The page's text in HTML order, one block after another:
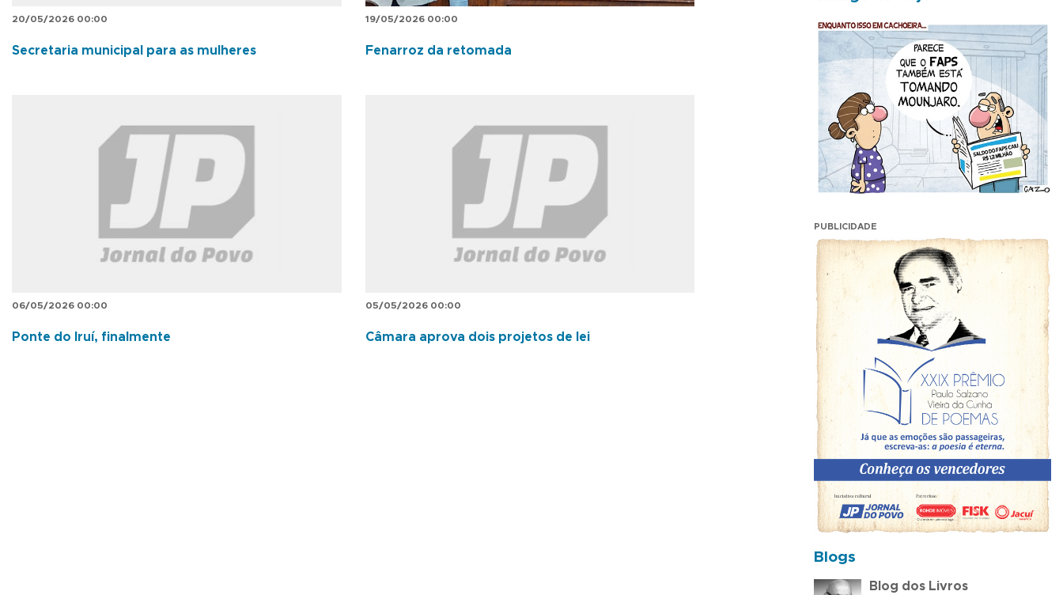
20/05/2026 00:00
Secretaria municipal para as mulheres
19/05/2026 00:00
Fenarroz da retomada
06/05/2026 00:00
Ponte do Iruí, finalmente
05/05/2026 00:00
Câmara aprova dois projetos de lei
PUBLICIDADE
Blogs
Blog dos Livros